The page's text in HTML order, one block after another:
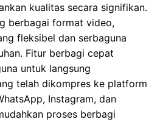
kualitas secara signifikan.
berbagai format video,
fleksibel dan serbaguna
Fitur berbagi cepat
untuk langsung
telah dikompres ke platform
Instagram, dan
proses berbagi